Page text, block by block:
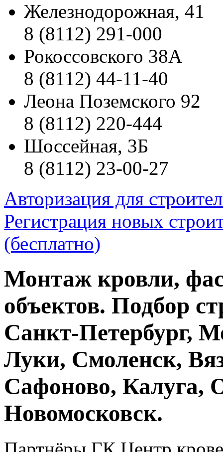
Железнодорожная, 41
8 (8112) 291-000
Рокоссовского 38А
8 (8112) 44-11-40
Леона Поземского 92
8 (8112) 220-444
Шоссейная, 3Б
8 (8112) 23-00-27
Авторизация для
Регистрация новых
(бесплатно)
Монтаж кровли,
объектов. Подбор
Санкт-Петербург,
Луки, Смоленск,
Сафоново, Калуга,
Новомосковск.